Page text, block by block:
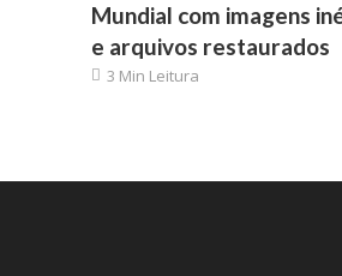
Mundial com imagens
e arquivos restaurados
3 Min Leitura